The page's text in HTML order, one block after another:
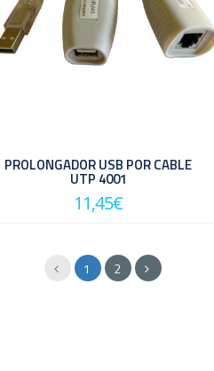
PROLONGADOR USB POR CABLE
UTP 4001
11,45€
1 2